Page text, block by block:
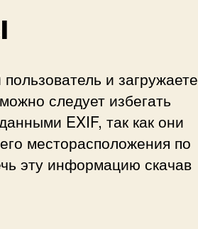
и загружаете
следует избегать
EXIF, так как они
месторасположения по
эту информацию скачав